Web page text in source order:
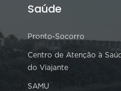
Saúde
Pronto-Socorro
Centro de Atenção à
do Viajante
SAMU